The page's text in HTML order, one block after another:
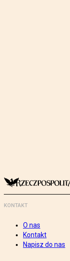
KONTAKT
O nas
Kontakt
Napisz do nas